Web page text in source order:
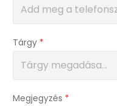
Tárgy *
Megjegyzés *